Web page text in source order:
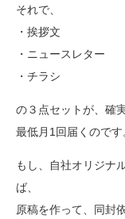
それで、
・挨拶文
・ニュースレター
・チラシ
の３点セットが、確
最低月1回届くのです
もし、自社オリジナ
ば、
原稿を作って、同封